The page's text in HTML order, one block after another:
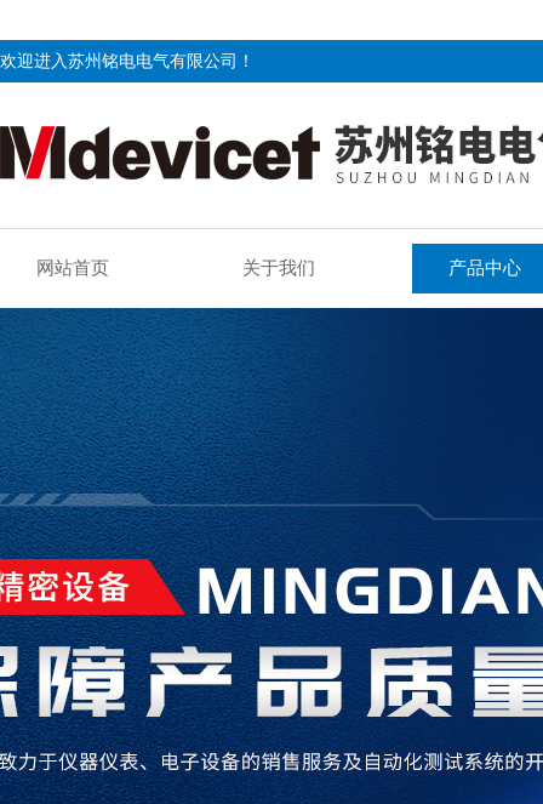
欢迎进入苏州铭电电气有限公司！
网站首页 关于我们 产品中心